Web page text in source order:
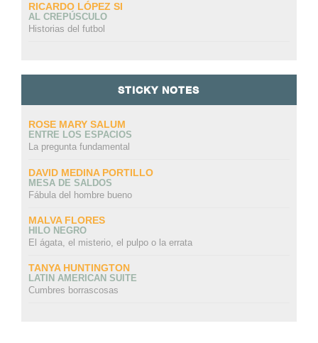
RICARDO LÓPEZ SI
AL CREPÚSCULO
Historias del futbol
STICKY NOTES
ROSE MARY SALUM
ENTRE LOS ESPACIOS
La pregunta fundamental
DAVID MEDINA PORTILLO
MESA DE SALDOS
Fábula del hombre bueno
MALVA FLORES
HILO NEGRO
El ágata, el misterio, el pulpo o la errata
TANYA HUNTINGTON
LATIN AMERICAN SUITE
Cumbres borrascosas